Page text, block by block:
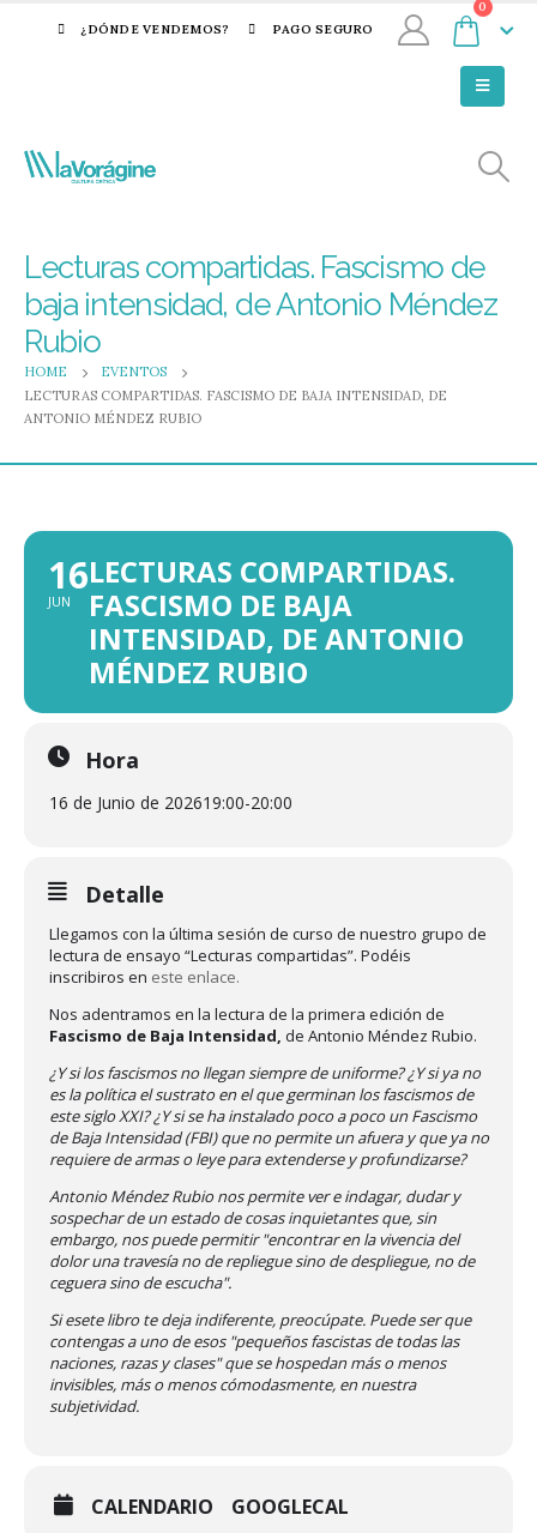
¿DÓNDE VENDEMOS? PAGO SEGURO
0
Lecturas compartidas. Fascismo de
baja intensidad, de Antonio Méndez
Rubio
HOME
EVENTOS
LECTURAS COMPARTIDAS. FASCISMO DE BAJA INTENSIDAD, DE
ANTONIO MÉNDEZ RUBIO
16
JUN
LECTURAS COMPARTIDAS.
FASCISMO DE BAJA
INTENSIDAD, DE ANTONIO
MÉNDEZ RUBIO
Hora
16 de Junio de 202619:00-20:00
Detalle
Llegamos con la última sesión de curso de nuestro grupo de
lectura de ensayo “Lecturas compartidas”. Podéis
inscribiros en este enlace.
Nos adentramos en la lectura de la primera edición de
Fascismo de Baja Intensidad, de Antonio Méndez Rubio.
¿Y si los fascismos no llegan siempre de uniforme? ¿Y si ya no
es la política el sustrato en el que germinan los fascismos de
este siglo XXI? ¿Y si se ha instalado poco a poco un Fascismo
de Baja Intensidad (FBI) que no permite un afuera y que ya no
requiere de armas o leye para extenderse y profundizarse?
Antonio Méndez Rubio nos permite ver e indagar, dudar y
sospechar de un estado de cosas inquietantes que, sin
embargo, nos puede permitir "encontrar en la vivencia del
dolor una travesía no de repliegue sino de despliegue, no de
ceguera sino de escucha".
Si esete libro te deja indiferente, preocúpate. Puede ser que
contengas a uno de esos "pequeños fascistas de todas las
naciones, razas y clases" que se hospedan más o menos
invisibles, más o menos cómodasmente, en nuestra
subjetividad.
CALENDARIO GOOGLECAL